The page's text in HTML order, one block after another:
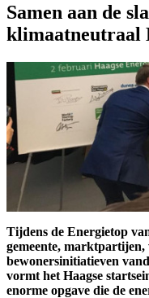
Samen aan de
klimaatneutraal
Tijdens de Energietop
gemeente, marktpartijen,
bewonersinitiatieven
vormt het Haagse
enorme opgave die de